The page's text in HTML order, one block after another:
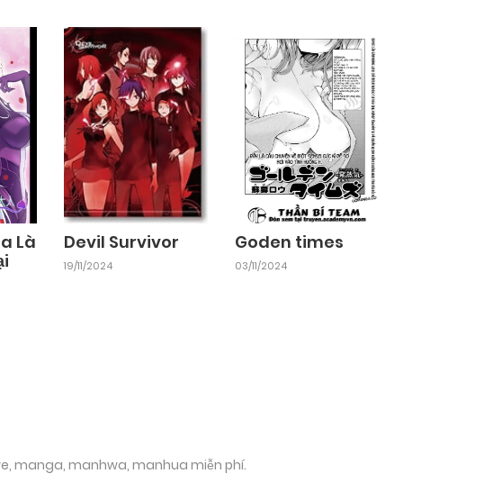
Là
Devil Survivor
19/11/2024
Goden times
03/11/2024
manga, manhwa, manhua miễn phí.